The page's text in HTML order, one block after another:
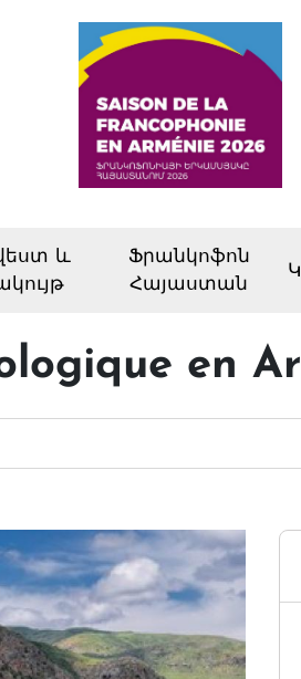
և
Ֆրանկոֆոն
Հայաստան
en